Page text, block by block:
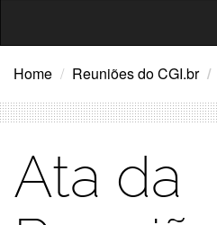
Home Reuniões do CGI.br
Ata da